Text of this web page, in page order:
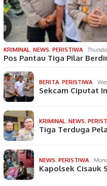
KRIMINAL, NEWS, PERISTIWA
Pos Pantau Tiga Pilar
BERITA, PERISTIWA
Sekcam Ciputat
KRIMINAL, NEWS,
Tiga Terduga
NEWS, PERISTIWA
Kapolsek Cisauk